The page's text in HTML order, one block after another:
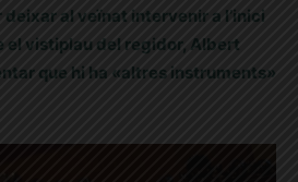
deixar al veïnat intervenir a l’inici
el vistiplau del regidor, Albert
que hi ha «altres instruments»